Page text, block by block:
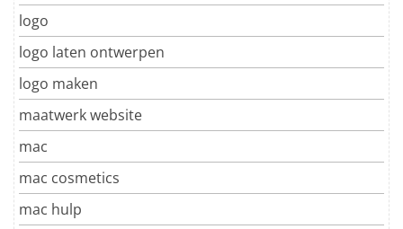
logo
logo laten ontwerpen
logo maken
maatwerk website
mac
mac cosmetics
mac hulp